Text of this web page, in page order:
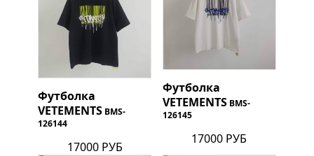
Футболка
VETEMENTS BMS-
126144
17000 РУБ
Футболка
VETEMENTS BMS-
126145
17000 РУБ